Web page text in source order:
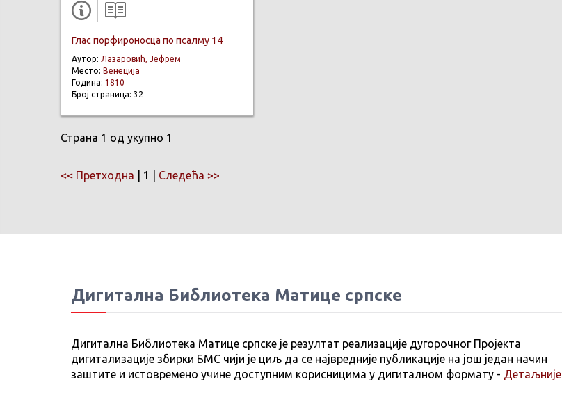
Глас порфироносца по псалму 14
Аутор: Лазаровић, Јефрем
Место: Венеција
Година: 1810
Број страница: 32
Страна 1 од укупно 1
<< Претходна | 1 | Следећа >>
Дигитална Библиотека Матице српске
Дигитална Библиотека Матице српске је резултат реализације дугорочног Пројекта
дигитализације збирки БМС чији је циљ да се највредније публикације на још један начин
заштите и истовремено учине доступним корисницима у дигиталном формату - Детаљније